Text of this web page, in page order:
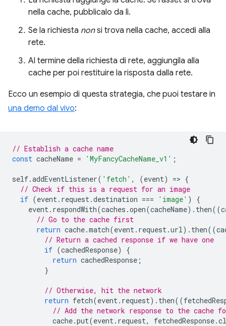
nella cache, pubblicalo da lì.
Se la richiesta nonsi trova nella cache, accedi alla
rete.
Al termine della richiesta di rete, aggiungila alla
cache per poi restituire la risposta dalla rete.
Ecco un esempio di questa strategia, che puoi testare in
una demo dal vivo:
// Establish a cache name
const cacheName = 'MyFancyCacheName_v1' ;
self.addEventListener( 'fetch' , (event) => {
// Check if this is a request for an image
if (event . request .destination === 'image' )
{
event . respondWith(caches .open(cacheName). then((
// Go to the cache first
return cache.match(event . request .url ). then((
// Return a cached response if we have one
if (cachedResponse)
{
return cachedResponse ;
}
// Otherwise, hit the network
return fetch(event . request). then((
// Add the network response to the
cache.put(event . request, fetchedResponse.